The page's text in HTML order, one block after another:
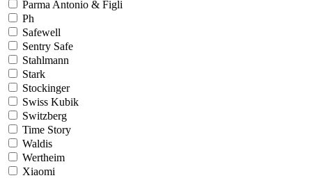
Parma Antonio & Figli
Ph
Safewell
Sentry Safe
Stahlmann
Stark
Stockinger
Swiss Kubik
Switzberg
Time Story
Waldis
Wertheim
Xiaomi